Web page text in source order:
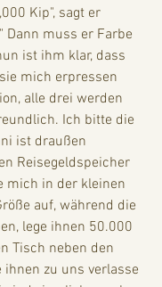
Kip", sagt er
Dann muss er Farbe
ist ihm klar, dass
mich erpressen
alle drei werden
Ich bitte die
ist draußen
Reisegeldspeicher
mich in der kleinen
auf, während die
lege ihnen 50.000
Tisch neben den
zu uns verlasse